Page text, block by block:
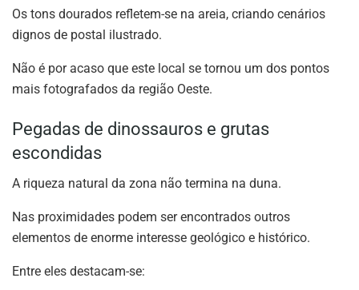
Os tons dourados refletem-se na areia, criando cenários
dignos de postal ilustrado.
Não é por acaso que este local se tornou um dos pontos
mais fotografados da região Oeste.
Pegadas de dinossauros e grutas
escondidas
A riqueza natural da zona não termina na duna.
Nas proximidades podem ser encontrados outros
elementos de enorme interesse geológico e histórico.
Entre eles destacam-se: